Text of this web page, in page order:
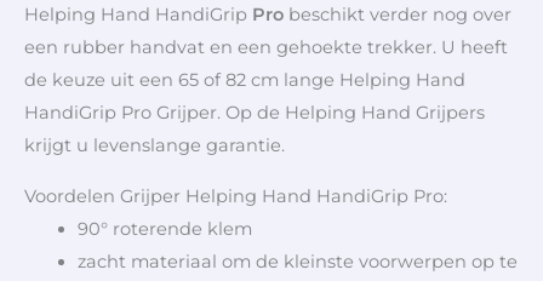
Helping Hand HandiGrip Pro beschikt verder nog over
een rubber handvat en een gehoekte trekker. U heeft
de keuze uit een 65 of 82 cm lange Helping Hand
HandiGrip Pro Grijper. Op de Helping Hand Grijpers
krijgt u levenslange garantie.
Voordelen Grijper Helping Hand HandiGrip Pro:
90° roterende klem
zacht materiaal om de kleinste voorwerpen op te